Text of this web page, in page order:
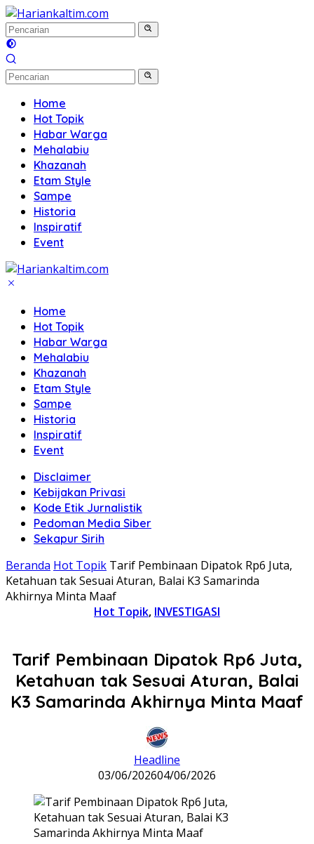
Langsung
ke
konten
Home
Hot Topik
Habar Warga
Mehalabiu
Khazanah
Etam Style
Sampe
Historia
Inspiratif
Event
Home
Hot Topik
Habar Warga
Mehalabiu
Khazanah
Etam Style
Sampe
Historia
Inspiratif
Event
Disclaimer
Kebijakan Privasi
Kode Etik Jurnalistik
Pedoman Media Siber
Sekapur Sirih
Beranda Hot Topik Tarif Pembinaan Dipatok Rp6 Juta,
Ketahuan tak Sesuai Aturan, Balai K3 Samarinda
Akhirnya Minta Maaf
Hot Topik, INVESTIGASI
Tarif Pembinaan Dipatok Rp6 Juta,
Ketahuan tak Sesuai Aturan, Balai
K3 Samarinda Akhirnya Minta Maaf
Headline
03/06/202604/06/2026